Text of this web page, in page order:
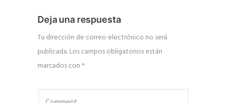
Deja una respuesta
Tu dirección de correo electrónico no será
publicada.Los campos obligatorios están
marcados con *